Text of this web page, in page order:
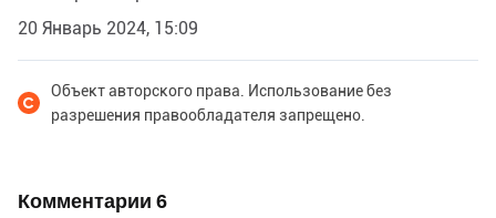
20 Январь 2024, 15:09
Объект авторского права. Использование без
разрешения правообладателя запрещено.
Комментарии 6